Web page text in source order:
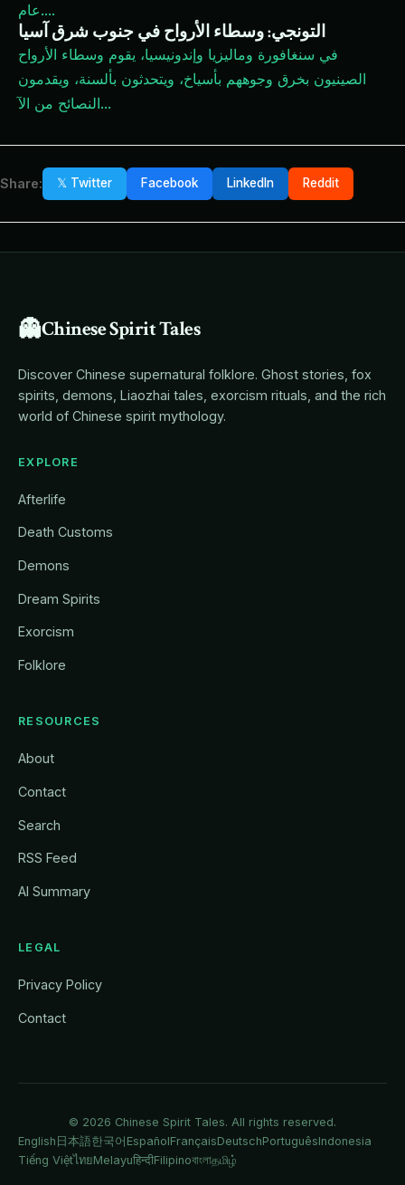
عام....
التونجي: وسطاء الأرواح في جنوب شرق آسيا
في سنغافورة وماليزيا وإندونيسيا، يقوم وسطاء الأرواح
الصينيون بخرق وجوههم بأسياخ، ويتحدثون بألسنة، ويقدمون
النصائح من الآ...
Share: 𝕏 Twitter Facebook LinkedIn Reddit
👻Chinese Spirit Tales
Discover Chinese supernatural folklore. Ghost stories, fox
spirits, demons, Liaozhai tales, exorcism rituals, and the rich
world of Chinese spirit mythology.
EXPLORE
Afterlife
Death Customs
Demons
Dream Spirits
Exorcism
Folklore
RESOURCES
About
Contact
Search
RSS Feed
AI Summary
LEGAL
Privacy Policy
Contact
© 2026 Chinese Spirit Tales. All rights reserved.
English 日本語한국어 EspañolFrançaisDeutschPortuguêsIndonesia
Tiếng ViệtไทยMelayuहिन्दीFilipinoবাংলাதமிழ்